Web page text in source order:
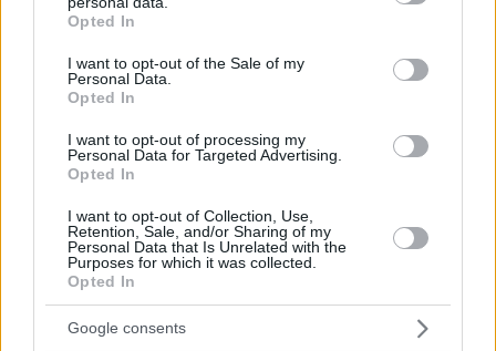
grant or deny consent to Google and its third-party tags to
use your data for below specified purposes in below Google
consent section.
Opted In
I want to opt-out of the Sale of my
Personal Data.
Opted In
I want to opt-out of processing my
Personal Data for Targeted Advertising.
Opted In
I want to opt-out of Collection, Use,
Retention, Sale, and/or Sharing of my
Personal Data that Is Unrelated with the
Purposes for which it was collected.
Opted In
Google consents
08.08.2026, 17:57
Για αμύθητο συμβόλαιο του Σαλάχ
εκατομμύρια τον χρόνο, προβλέπονται
έξοδα για κομμωτήρια και... χαρτί
08.08.2026, 17:38 9
Συνετρίβη πυροσβεστικό ελικόπτερο
ενώ επιχειρούσε σε μεγάλη δασική
πυρκαγιά στη Γιούτα